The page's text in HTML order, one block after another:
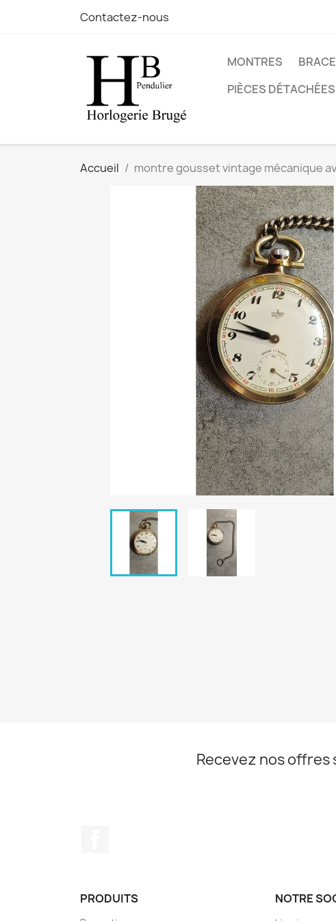
Contactez-nous
MONTRES
PIÈCES
Accueil montre gousset vintage mécanique
Recevez nos offres
PRODUITS NOTRE